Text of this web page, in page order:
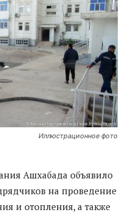
Иллюстрационное фото
Ашхабада объявило
на проведение
и отопления, а также